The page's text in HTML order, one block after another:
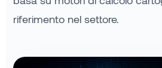
riferimento nel settore.